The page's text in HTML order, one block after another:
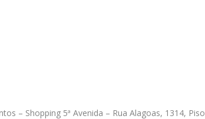
– Shopping 5ª Avenida – Rua Alagoas, 1314, Piso